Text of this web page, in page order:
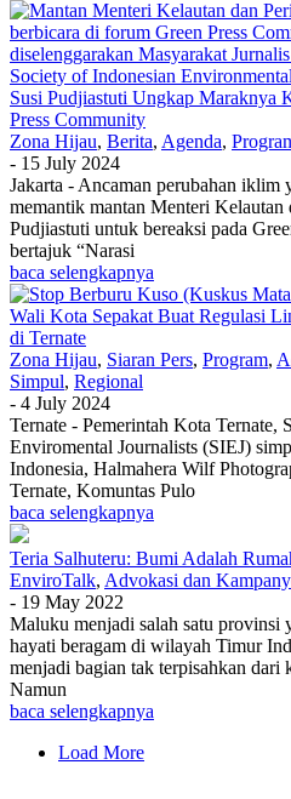
Susi Pudjiastuti Ungkap Maraknya
Press Community
Zona Hijau, Berita, Agenda,
- 15 July 2024
Jakarta - Ancaman perubahan iklim
memantik mantan Menteri
Pudjiastuti untuk bereaksi pada
bertajuk “Narasi
baca selengkapnya
Wali Kota Sepakat Buat Regulasi
di Ternate
Zona Hijau, Siaran Pers, Program,
Simpul, Regional
- 4 July 2024
Ternate - Pemerintah Kota Ternate,
Enviromental Journalists (SIEJ)
Indonesia, Halmahera Wilf
Ternate, Komuntas Pulo
baca selengkapnya
Teria Salhuteru: Bumi Adalah
EnviroTalk, Advokasi dan
- 19 May 2022
Maluku menjadi salah satu provinsi
hayati beragam di wilayah Timur
menjadi bagian tak terpisahkan dari
Namun
baca selengkapnya
Load More